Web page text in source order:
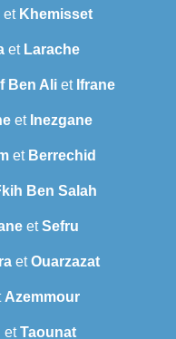
et Khemisset
et Larache
Ben Ali et Ifrane
et Inezgane
et Berrechid
Ben Salah
etSefru
etOuarzazat
Azemmour
etTaounat